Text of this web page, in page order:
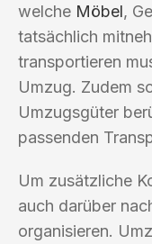
welche Möbel,
tatsächlich
transportieren
Umzug. Zudem
Umzugsgüter
passenden
Um zusätzliche
auch darüber
organisieren.